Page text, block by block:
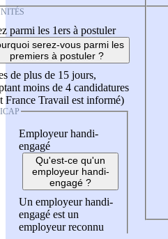
parmi les 1ers à postuler
serez-vous parmi les
premiers à postuler ?
de plus de 15 jours,
moins de 4 candidatures
France Travail est informé)
Employeur handi-
engagé
Qu'est-ce qu'un
employeur handi-
engagé ?
Un employeur handi-
engagé est un
employeur reconnu